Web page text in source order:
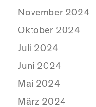
November 2024
Oktober 2024
Juli 2024
Juni 2024
Mai 2024
März 2024